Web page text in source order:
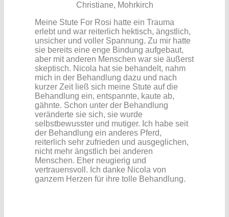
Christiane, Mohrkirch
Meine Stute For Rosi hatte ein Trauma
erlebt und war reiterlich hektisch, ängstlich,
unsicher und voller Spannung. Zu mir hatte
sie bereits eine enge Bindung aufgebaut,
aber mit anderen Menschen war sie äußerst
skeptisch. Nicola hat sie behandelt, nahm
mich in der Behandlung dazu und nach
kurzer Zeit ließ sich meine Stute auf die
Behandlung ein, entspannte, kaute ab,
gähnte. Schon unter der Behandlung
veränderte sie sich, sie wurde
selbstbewusster und mutiger. Ich habe seit
der Behandlung ein anderes Pferd,
reiterlich sehr zufrieden und ausgeglichen,
nicht mehr ängstlich bei anderen
Menschen. Eher neugierig und
vertrauensvoll. Ich danke Nicola von
ganzem Herzen für ihre tolle Behandlung.